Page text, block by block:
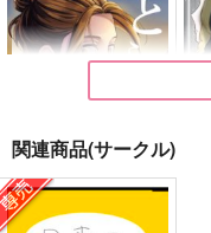
とらの涙
関連商品(サークル)